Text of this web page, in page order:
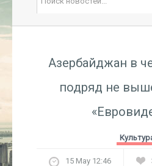
Азербайджан в
подряд не
15 May 12:46